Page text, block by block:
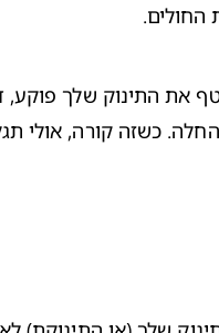
החולים.
התינוק שלך פוקע,